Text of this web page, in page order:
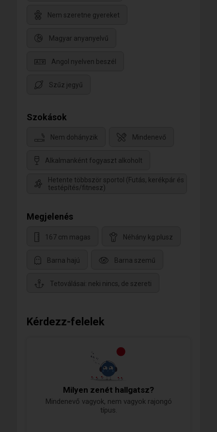
Nem szeretne gyereket
Magyar anyanyelvű
Angol nyelven beszél
Szűz jegyű
Szokások
Nem dohányzik Mindenevő
Alkalmanként fogyaszt alkoholt
Hetente többször sportol (Futás, kerékpár és
testépítés/fitnesz)
Megjelenés
167 cm magas Néhány kg plusz
Barna hajú Barna szemű
Tetoválásai: neki nincs, de szereti
Kérdezz-felelek
Milyen zenét hallgatsz?
Mindenevő vagyok, nem vagyok rajongó
típus.